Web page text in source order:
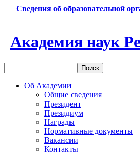
Сведения об образовательной
Академия наук
Об Академии
Общие сведения
Президент
Президиум
Награды
Нормативные документы
Вакансии
Контакты